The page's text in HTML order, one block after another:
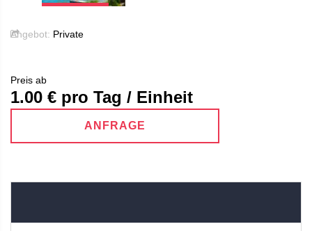
Angebot: Private
Preis ab
1.00 € pro Tag / Einheit
ANFRAGE